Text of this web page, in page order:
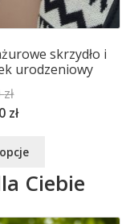
skrzydło i
urodzeniowy
zł
zł
ma
wariantów.
Ciebie